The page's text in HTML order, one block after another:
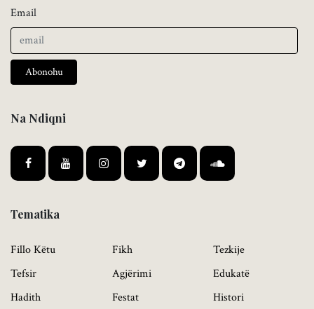
Email
Abonohu
Na Ndiqni
Tematika
Fillo Këtu
Tefsir
Hadith
Fikh
Agjërimi
Festat
Tezkije
Edukatë
Histori